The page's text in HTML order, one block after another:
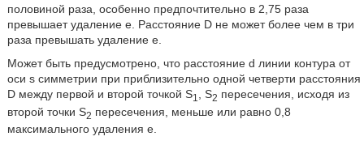
половиной раза, особенно предпочтительно в 2,75 раза
превышает удаление е. Расстояние D не может более чем в три
раза превышать удаление е.
Может быть предусмотрено, что расстояние d линии контура от
оси s симметрии при приблизительно одной четверти расстояния
D между первой и второй точкой S1 , S2 пересечения, исходя из
второй точки S2 пересечения, меньше или равно 0,8
максимального удаления е.